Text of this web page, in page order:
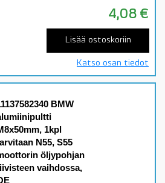
4,08 €
Lisää ostoskoriin
Katso osan tiedot
BMW
1kpl
N55, S55
öljypohjan
vaihdossa,